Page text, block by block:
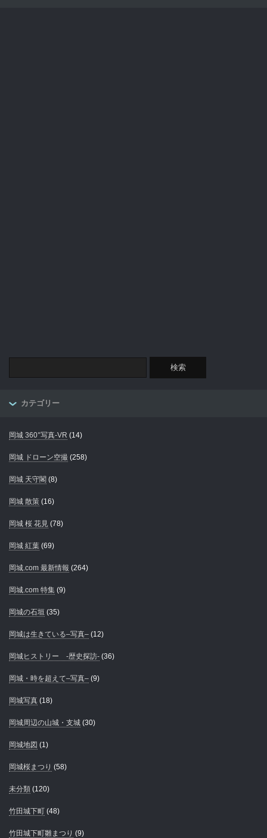
カテゴリー
岡城 360°写真-VR (14)
岡城 ドローン空撮 (258)
岡城 天守閣 (8)
岡城 散策 (16)
岡城 桜 花見 (78)
岡城 紅葉 (69)
岡城.com 最新情報 (264)
岡城.com 特集 (9)
岡城の石垣 (35)
岡城は生きている–写真– (12)
岡城ヒストリー -歴史探訪- (36)
岡城・時を超えて–写真– (9)
岡城写真 (18)
岡城周辺の山城・支城 (30)
岡城地図 (1)
岡城桜まつり (58)
未分類 (120)
竹田城下町 (48)
竹田城下町雛まつり (9)